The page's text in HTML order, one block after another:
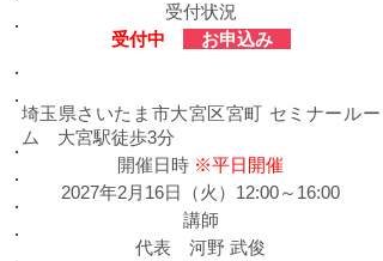
受付状況
​受付中
お申込み
2027年2月16日（火）12:00～16:00
埼玉県さいたま市大宮区宮町 セミナールー
ム 大宮駅徒歩3分
​開催日時 ※平日開催
​講師
代表 河野 武俊